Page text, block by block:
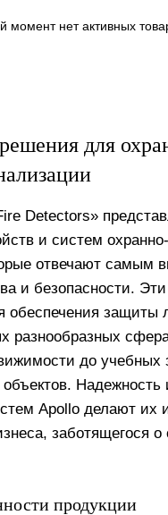
момент нет активных
для
Detectors»
и систем
отвечают самым
и безопасности.
обеспечения защиты
разнообразных
до учебных
Надежность
Apollo делают их
заботящегося о
продукции